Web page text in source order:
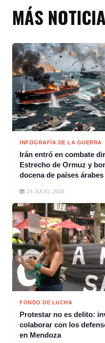
MÁS
INFOGRAFÍA DE LA GUERRA
Irán entró en combate
Estrecho de Ormuz y
docena de países árabes
14 JULIO, 2026
FONDO DE LUCHA
Protestar no es delito:
colaborar con los
en Mendoza